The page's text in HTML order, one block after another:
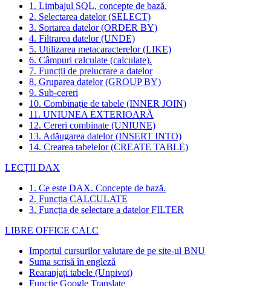
1. Limbajul SQL, concepte de bază.
2. Selectarea datelor (SELECT)
3. Sortarea datelor (ORDER BY)
4. Filtrarea datelor (UNDE)
5. Utilizarea metacaracterelor (LIKE)
6. Câmpuri calculate (calculate).
7. Funcții de prelucrare a datelor
8. Gruparea datelor (GROUP BY)
9. Sub-cereri
10. Combinație de tabele (INNER JOIN)
11. UNIUNEA EXTERIOARĂ
12. Cereri combinate (UNIUNE)
13. Adăugarea datelor (INSERT INTO)
14. Crearea tabelelor (CREATE TABLE)
LECȚII DAX
1. Ce este DAX. Concepte de bază.
2. Funcția CALCULATE
3. Funcția de selectare a datelor FILTER
LIBRE OFFICE CALC
Importul cursurilor valutare de pe site-ul BNU
Suma scrisă în engleză
Rearanjați tabele (Unpivot)
Funcţie Google Translate